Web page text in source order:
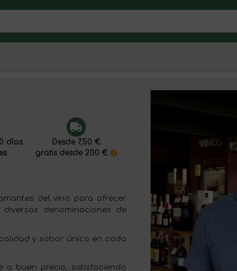
días
Desde 7,50 €
gratis desde 200 €
del vino para ofrecer
denominaciones de
y sabor único en cada
a buen precio, satisfaciendo